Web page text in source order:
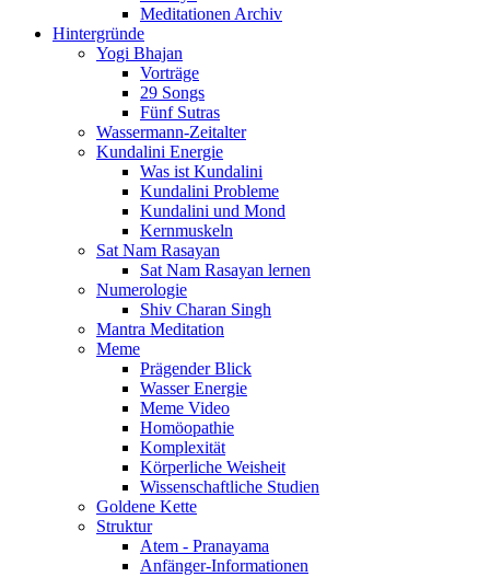
Meditationen Archiv
Hintergründe
Yogi Bhajan
Vorträge
29 Songs
Fünf Sutras
Wassermann-Zeitalter
Kundalini Energie
Was ist Kundalini
Kundalini Probleme
Kundalini und Mond
Kernmuskeln
Sat Nam Rasayan
Sat Nam Rasayan lernen
Numerologie
Shiv Charan Singh
Mantra Meditation
Meme
Prägender Blick
Wasser Energie
Meme Video
Homöopathie
Komplexität
Körperliche Weisheit
Wissenschaftliche Studien
Goldene Kette
Struktur
Atem - Pranayama
Anfänger-Informationen